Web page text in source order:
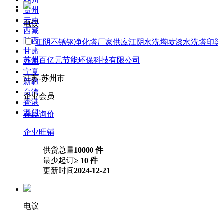
贵州
云南
西藏
陕西
甘肃
青海
宁夏
新疆
台湾
香港
澳门
电议
江阴不锈钢净化塔厂家供应江阴水洗塔喷漆水洗塔印
苏州百亿元节能环保科技有限公司
江苏-苏州市
企业会员
在线询价
企业旺铺
供货总量10000 件
最少起订≥ 10 件
更新时间2024-12-21
电议